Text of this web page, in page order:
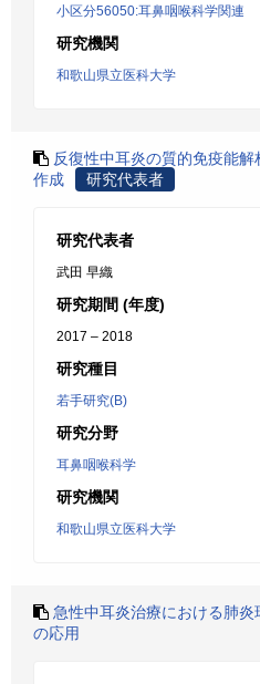
小区分56050:耳鼻咽喉科学関連
研究機関
和歌山県立医科大学
反復性中耳炎の質的免疫能
作成
研究代表者
研究代表者
武田 早織
研究期間 (年度)
2017 – 2018
研究種目
若手研究(B)
研究分野
耳鼻咽喉科学
研究機関
和歌山県立医科大学
急性中耳炎治療における肺
の応用